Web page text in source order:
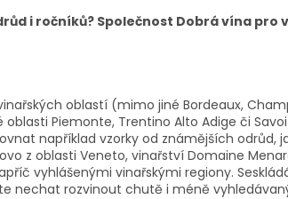
i ročníků? Společnost Dobrá vína pro
oblastí (mimo jiné Bordeaux,
oblasti Piemonte, Trentino Alto Adige či
například vzorky od známějších odrůd,
z oblasti Veneto, vinařství Domaine
vyhlášenými vinařskými regiony.
nechat rozvinout chutě i méně